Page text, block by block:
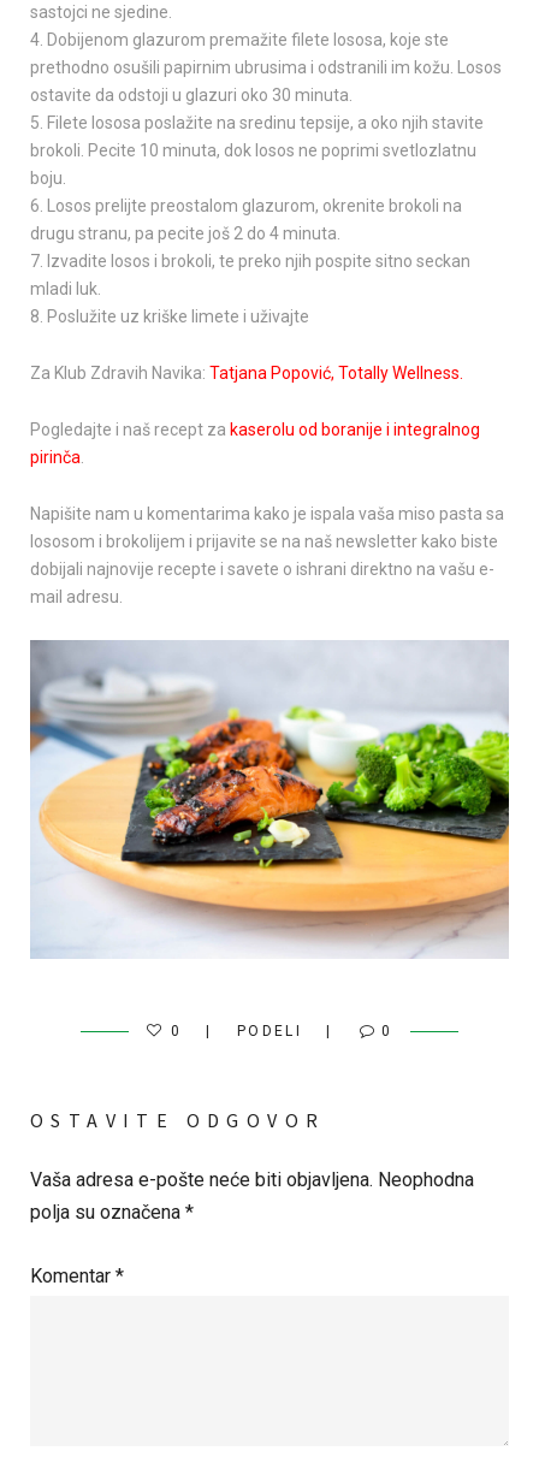
sastojci ne sjedine.
4. Dobijenom glazurom premažite filete lososa, koje ste
prethodno osušili papirnim ubrusima i odstranili im kožu. Losos
ostavite da odstoji u glazuri oko 30 minuta.
5. Filete lososa poslažite na sredinu tepsije, a oko njih stavite
brokoli. Pecite 10 minuta, dok losos ne poprimi svetlozlatnu
boju.
6. Losos prelijte preostalom glazurom, okrenite brokoli na
drugu stranu, pa pecite još 2 do 4 minuta.
7. Izvadite losos i brokoli, te preko njih pospite sitno seckan
mladi luk.
8. Poslužite uz kriške limete i uživajte
Za Klub Zdravih Navika: Tatjana Popović, Totally Wellness.
Pogledajte i naš recept za kaserolu od boranije i integralnog
pirinča
Napišite nam u komentarima kako je ispala vaša miso pasta sa
lososom i brokolijem i prijavite se na naš newsletter kako biste
dobijali najnovije recepte i savete o ishrani direktno na vašu e-
mail adresu.
0 PODELI 0
OSTAVITE ODGOVOR
Vaša adresa e-pošte neće biti objavljena. Neophodna
polja su označena *
Komentar *